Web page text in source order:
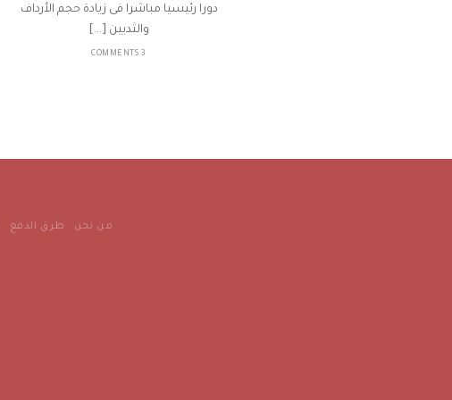
دورا رئيسيا مباشرا فى زيادة حجم الأرداف
والثديين [...]
3 COMMENTS
من نحن طرق الدفع